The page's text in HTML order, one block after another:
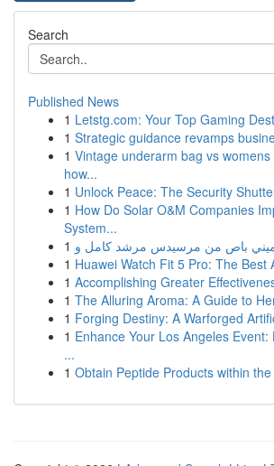
Search
Published News
1 Letstg.com: Your Top Gaming
1 Strategic guidance revamps
1 Vintage underarm bag vs
how...
1 Unlock Peace: The Security
1 How Do Solar O&M Companies
System...
1
1 Huawei Watch Fit 5 Pro: The Best
1 Accomplishing Greater
1 The Alluring Aroma: A Guide to
1 Forging Destiny: A Warforged
1 Enhance Your Los Angeles Event:
...
1 Obtain Peptide Products within